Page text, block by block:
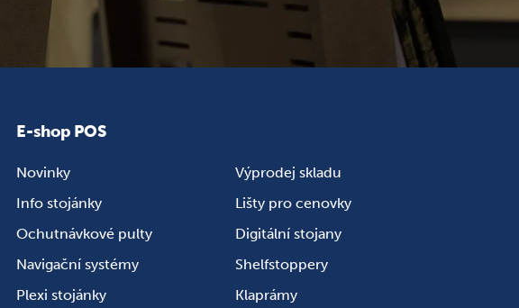
E-shop POS
Novinky
Výprodej skladu
Info stojánky
Lišty pro cenovky
Ochutnávkové pulty
Digitální stojany
Navigační systémy
Shelfstoppery
Plexi stojánky
Klaprámy